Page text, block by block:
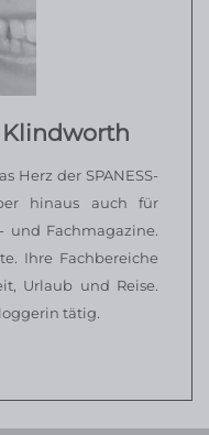
Klindworth
Herz der SPANESS-
hinaus auch für
und Fachmagazine.
Ihre Fachbereiche
Urlaub und Reise.
tätig.